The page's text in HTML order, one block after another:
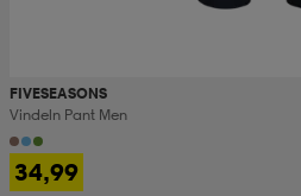
FIVESEASONS
Vindeln Pant Men
34,99